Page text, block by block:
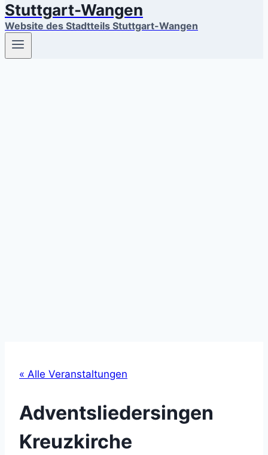
Stuttgart-Wangen
Website des Stadtteils Stuttgart-Wangen
« Alle Veranstaltungen
Adventsliedersingen
Kreuzkirche